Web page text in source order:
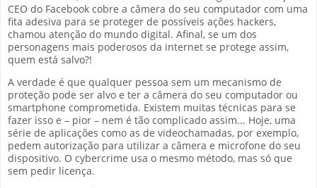
CEO do Facebook cobre a câmera do seu computador com uma
fita adesiva para se proteger de possíveis ações hackers,
chamou atenção do mundo digital. Afinal, se um dos
personagens mais poderosos da internet se protege assim,
quem está salvo?!
A verdade é que qualquer pessoa sem um mecanismo de
proteção pode ser alvo e ter a câmera do seu computador ou
smartphone comprometida. Existem muitas técnicas para se
fazer isso e – pior – nem é tão complicado assim... Hoje, uma
série de aplicações como as de videochamadas, por exemplo,
pedem autorização para utilizar a câmera e microfone do seu
dispositivo. O cybercrime usa o mesmo método, mas só que
sem pedir licença.